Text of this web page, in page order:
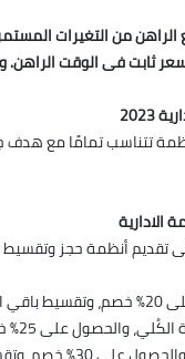
الراهن من التغيرات
ثابت فى الوقت الراهن.
الادارية
أنظمة حجز وتقسيط